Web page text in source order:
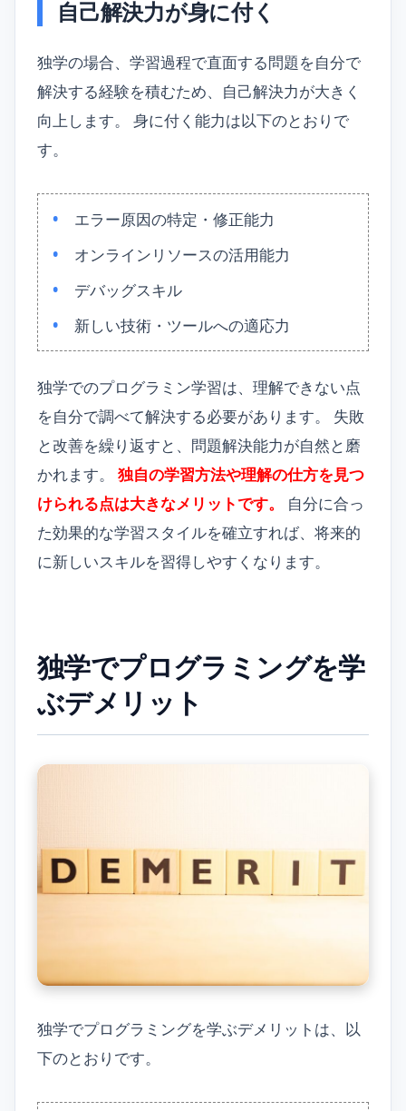
自己解決力が身に付く
独学の場合、学習過程で直面する問題を自分で
解決する経験を積むため、自己解決力が大きく
向上します。 身に付く能力は以下のとおりで
す。
エラー原因の特定・修正能力
オンラインリソースの活用能力
デバッグスキル
新しい技術・ツールへの適応力
独学でのプログラミン学習は、理解できない点
を自分で調べて解決する必要があります。 失敗
と改善を繰り返すと、問題解決能力が自然と磨
かれます。 独自の学習方法や理解の仕方を見つ
けられる点は大きなメリットです。
自分に合っ
た効果的な学習スタイルを確立すれば、将来的
に新しいスキルを習得しやすくなります。
独学でプログラミングを学
ぶデメリット
独学でプログラミングを学ぶデメリットは、以
下のとおりです。